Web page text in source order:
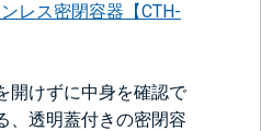
レス密閉容器【CTH-
開けずに中身を確認で
、透明蓋付きの密閉容